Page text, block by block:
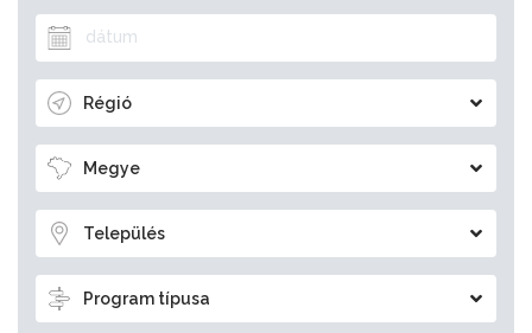
Régió
Megye
Település
Program típusa